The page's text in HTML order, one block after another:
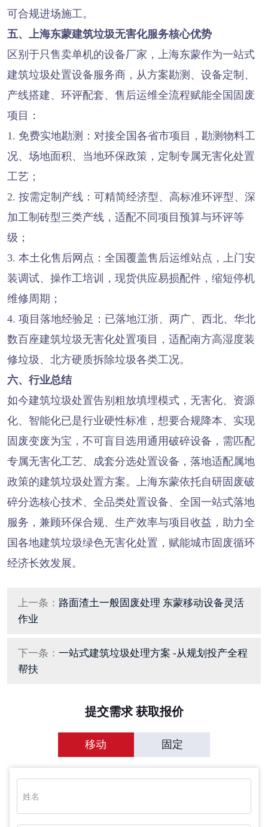
可合规进场施工。
五、上海东蒙建筑垃圾无害化服务核心优势
区别于只售卖单机的设备厂家，上海东蒙作为一站式
建筑垃圾处置设备服务商，从方案勘测、设备定制、
产线搭建、环评配套、售后运维全流程赋能全国固废
项目：
1. 免费实地勘测：对接全国各省市项目，勘测物料工
况、场地面积、当地环保政策，定制专属无害化处置
工艺；
2. 按需定制产线：可精简经济型、高标准环评型、深
加工制砖型三类产线，适配不同项目预算与环评等
级；
3. 本土化售后网点：全国覆盖售后运维站点，上门安
装调试、操作工培训，现货供应易损配件，缩短停机
维修周期；
4. 项目落地经验足：已落地江浙、两广、西北、华北
数百座建筑垃圾无害化处置项目，适配南方高湿度装
修垃圾、北方硬质拆除垃圾各类工况。
六、行业总结
如今建筑垃圾处置告别粗放填埋模式，无害化、资源
化、智能化已是行业硬性标准，想要合规降本、实现
固废变废为宝，不可盲目选用通用破碎设备，需匹配
专属无害化工艺、成套分选处置设备，落地适配属地
政策的建筑垃圾处置方案。上海东蒙依托自研固废破
碎分选核心技术、全品类处置设备、全国一站式落地
服务，兼顾环保合规、生产效率与项目收益，助力全
国各地建筑垃圾绿色无害化处置，赋能城市固废循环
经济长效发展。
上一条： 路面渣土一般固废处理 东蒙移动设备灵活
作业
下一条： 一站式建筑垃圾处理方案 -从规划投产全程
帮扶
提交需求 获取报价
移动 固定